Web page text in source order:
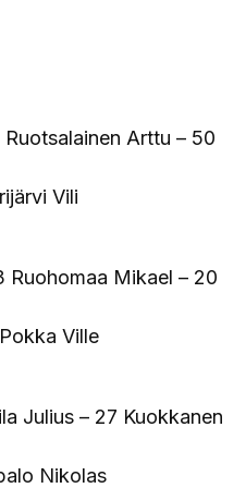
Arttu – 50
Vili
Ruohomaa Mikael – 20
Ville
Julius – 27 Kuokkanen
Nikolas